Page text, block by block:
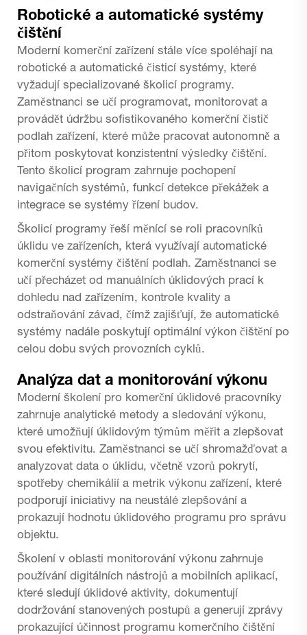
Robotické a automatické systémy
čištění
Moderní komerční zařízení stále více spoléhají na
robotické a automatické čisticí systémy, které
vyžadují specializované školicí programy.
Zaměstnanci se učí programovat, monitorovat a
provádět údržbu sofistikovaného komerční čistič
podlah zařízení, které může pracovat autonomně a
přitom poskytovat konzistentní výsledky čištění.
Tento školicí program zahrnuje pochopení
navigačních systémů, funkcí detekce překážek a
integrace se systémy řízení budov.
Školicí programy řeší měnící se roli pracovníků
úklidu ve zařízeních, která využívají automatické
komerční systémy čištění podlah. Zaměstnanci se
učí přecházet od manuálních úklidových prací k
dohledu nad zařízením, kontrole kvality a
odstraňování závad, čímž zajišťují, že automatické
systémy nadále poskytují optimální výkon čištění po
celou dobu svých provozních cyklů.
Analýza dat a monitorování výkonu
Moderní školení pro komerční úklidové pracovníky
zahrnuje analytické metody a sledování výkonu,
které umožňují úklidovým týmům měřit a zlepšovat
svou efektivitu. Zaměstnanci se učí shromažďovat a
analyzovat data o úklidu, včetně vzorů pokrytí,
spotřeby chemikálií a metrik výkonu zařízení, které
podporují iniciativy na neustálé zlepšování a
prokazují hodnotu úklidového programu pro správu
objektu.
Školení v oblasti monitorování výkonu zahrnuje
používání digitálních nástrojů a mobilních aplikací,
které sledují úklidové aktivity, dokumentují
dodržování stanovených postupů a generují zprávy
prokazující účinnost programu komerčního čištění